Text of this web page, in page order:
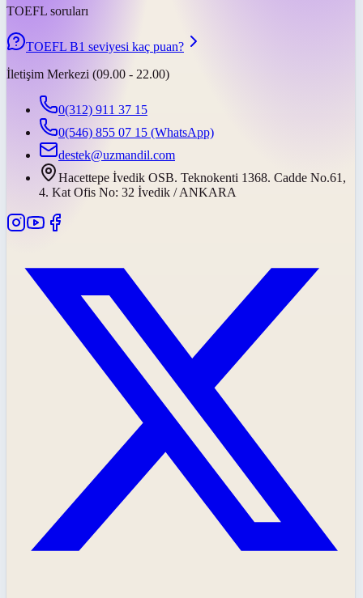
TOEFL soruları
TOEFL B1 seviyesi kaç puan?
İletişim Merkezi (09.00 - 22.00)
0(312) 911 37 15
0(546) 855 07 15 (WhatsApp)
destek@uzmandil.com
Hacettepe İvedik OSB. Teknokenti 1368. Cadde No.61,
4. Kat Ofis No: 32 İvedik / ANKARA